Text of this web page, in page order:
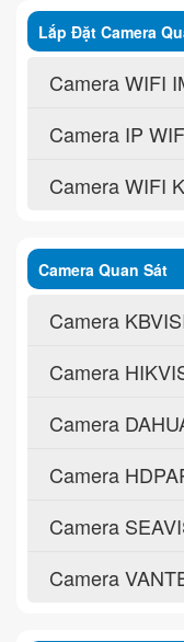
Lắp Đặt Camera
Camera WIFI
Camera IP
Camera WIFI
Camera Quan Sát
Camera
Camera
Camera
Camera
Camera
Camera